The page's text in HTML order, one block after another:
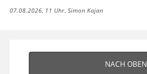
07.08.2026, 11 Uhr Simon Kajan
NACH OBEN